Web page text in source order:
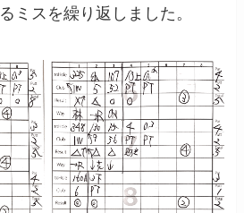
ミスを繰り返しました。